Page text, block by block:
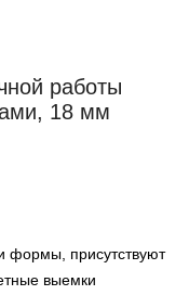
работы
18 мм
формы, присутствуют
выемки